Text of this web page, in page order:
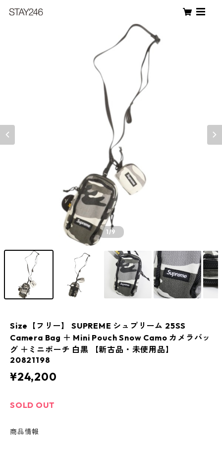
1/9
Size【フリー】 SUPREME シュプリーム 25SS
Camera Bag ＋ Mini Pouch Snow Camo カメラバッ
グ ＋ミニポーチ 白黒 【新古品・未使用品】
20821198
¥24,200
SOLD OUT
商品情報